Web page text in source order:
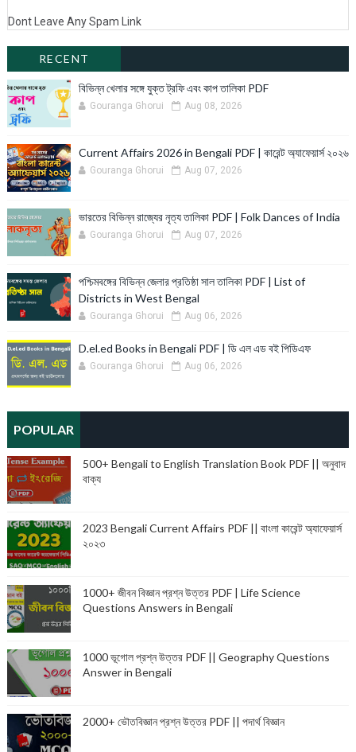
Dont Leave Any Spam Link
RECENT
বিভিন্ন খেলার সঙ্গে যুক্ত ট্রফি এবং কাপ তালিকা PDF
Gouranga Ghorui Aug 08, 2026
Current Affairs 2026 in Bengali PDF | কারেন্ট অ্যাফেয়ার্স ২০২৬
Gouranga Ghorui Aug 07, 2026
ভারতের বিভিন্ন রাজ্যের নৃত্য তালিকা PDF | Folk Dances of India
Gouranga Ghorui Aug 07, 2026
পশ্চিমবঙ্গের বিভিন্ন জেলার প্রতিষ্ঠা সাল তালিকা PDF | List of
Districts in West Bengal
Gouranga Ghorui Aug 06, 2026
D.el.ed Books in Bengali PDF | ডি এল এড বই পিডিএফ
Gouranga Ghorui Aug 06, 2026
POPULAR
500+ Bengali to English Translation Book PDF || অনুবাদ
বাক্য
2023 Bengali Current Affairs PDF || বাংলা কারেন্ট অ্যাফেয়ার্স
২০২৩
1000+ জীবন বিজ্ঞান প্রশ্ন উত্তর PDF | Life Science
Questions Answers in Bengali
1000 ভূগোল প্রশ্ন উত্তর PDF || Geography Questions
Answer in Bengali
2000+ ভৌতবিজ্ঞান প্রশ্ন উত্তর PDF || পদার্থ বিজ্ঞান